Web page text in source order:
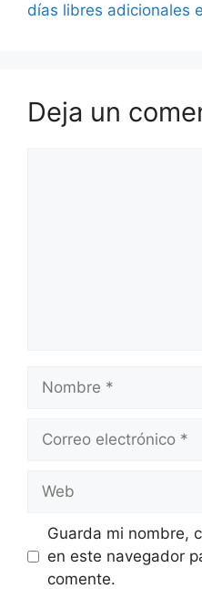
días libres adicionales
Deja un
Nombre
Correo
Web
Guarda mi nombre,
en este navegador
comente.